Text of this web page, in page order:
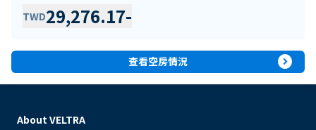
TWD29,276.17-
查看空房情況 expand_circle_right
About VELTRA